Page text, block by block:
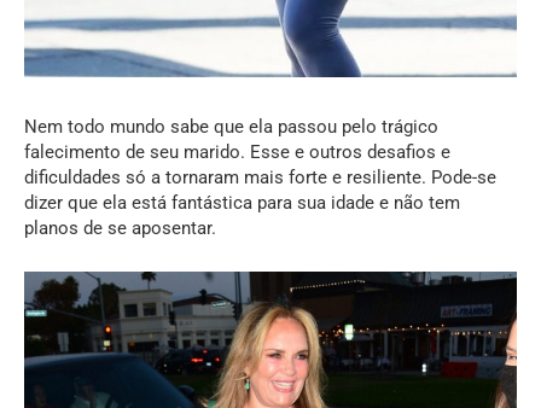
Nem todo mundo sabe que ela passou pelo trágico
falecimento de seu marido. Esse e outros desafios e
dificuldades só a tornaram mais forte e resiliente. Pode-se
dizer que ela está fantástica para sua idade e não tem
planos de se aposentar.